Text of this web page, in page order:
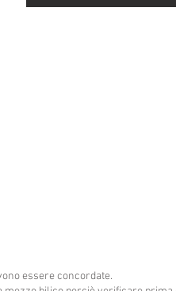
essere concordate.